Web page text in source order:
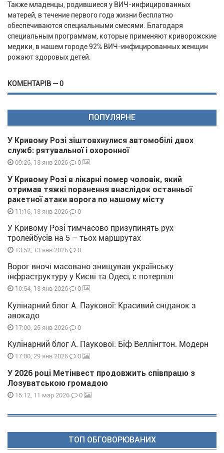
Также младенцы, родившиеся у ВИЧ-инфицированных
матерей, в течение первого года жизни бесплатно
обеспечиваются специальными смесями. Благодаря
специальным программам, которые применяют криворожские
медики, в нашем городе 92% ВИЧ-инфицированных женщин
рожают здоровых детей.
КОМЕНТАРІВ — 0
ПОПУЛЯРНЕ
У Кривому Розі зіштовхнулися автомобілі двох
служб: рятувальної і охоронної
09:26, 13 янв 2026 0
У Кривому Розі в лікарні помер чоловік, який
отримав тяжкі поранення внаслідок останньої
ракетної атаки ворога по нашому місту
11:16, 13 янв 2026 0
У Кривому Розі тимчасово призупинять рух
тролейбусів на 5 – тьох маршрутах
13:52, 13 янв 2026 0
Ворог вночі масовано знищував українську
інфраструктуру у Києві та Одесі, є потерпілі
10:54, 13 янв 2026 0
Кулінарний блог А. Паукової: Красивий сніданок з
авокадо
17:00, 25 янв 2026 0
Кулінарний блог А. Паукової: Біф Веллінгтон. Модерн
17:00, 29 янв 2026 0
У 2026 році Метінвест продовжить співпрацю з
Лозуватською громадою
15:12, 11 мар 2026 0
ТОП ОБГОВОРЮВАНИХ